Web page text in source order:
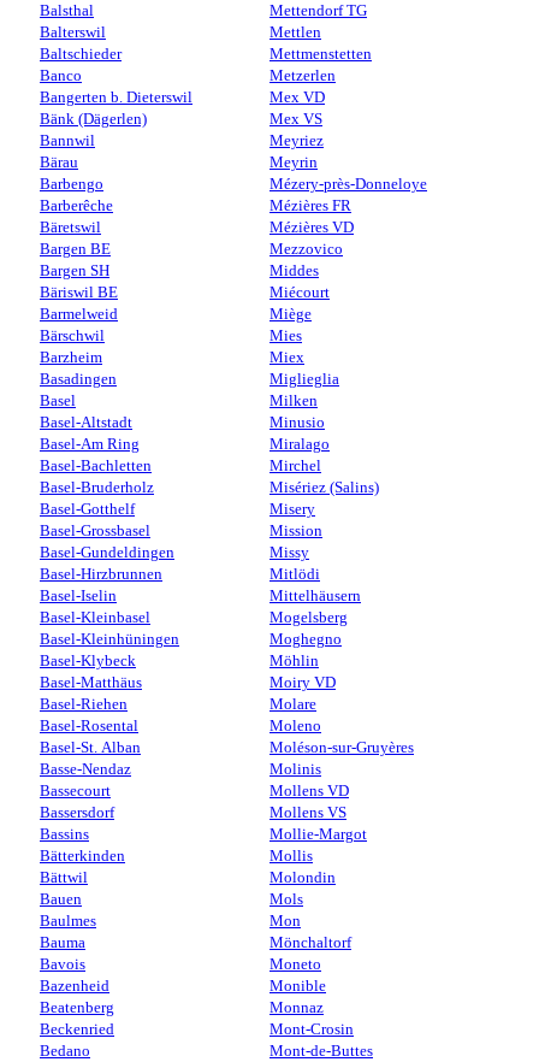
Balsthal
Balterswil
Baltschieder
Banco
Bangerten b. Dieterswil
Bänk (Dägerlen)
Bannwil
Bärau
Barbengo
Barberêche
Bäretswil
Bargen BE
Bargen SH
Bäriswil BE
Barmelweid
Bärschwil
Barzheim
Basadingen
Basel
Basel-Altstadt
Basel-Am Ring
Basel-Bachletten
Basel-Bruderholz
Basel-Gotthelf
Basel-Grossbasel
Basel-Gundeldingen
Basel-Hirzbrunnen
Basel-Iselin
Basel-Kleinbasel
Basel-Kleinhüningen
Basel-Klybeck
Basel-Matthäus
Basel-Riehen
Basel-Rosental
Basel-St. Alban
Basse-Nendaz
Bassecourt
Bassersdorf
Bassins
Bätterkinden
Bättwil
Bauen
Baulmes
Bauma
Bavois
Bazenheid
Beatenberg
Beckenried
Bedano
Mettendorf TG
Mettlen
Mettmenstetten
Metzerlen
Mex VD
Mex VS
Meyriez
Meyrin
Mézery-près-Donneloye
Mézières FR
Mézières VD
Mezzovico
Middes
Miécourt
Miège
Mies
Miex
Miglieglia
Milken
Minusio
Miralago
Mirchel
Misériez (Salins)
Misery
Mission
Missy
Mitlödi
Mittelhäusern
Mogelsberg
Moghegno
Möhlin
Moiry VD
Molare
Moleno
Moléson-sur-Gruyères
Molinis
Mollens VD
Mollens VS
Mollie-Margot
Mollis
Molondin
Mols
Mon
Mönchaltorf
Moneto
Monible
Monnaz
Mont-Crosin
Mont-de-Buttes